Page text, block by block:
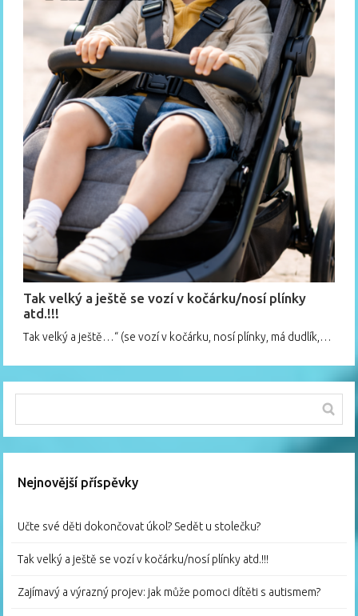
Tak velký a ještě se vozí v kočárku/nosí plínky
atd.!!!
Tak velký a ještě…“ (se vozí v kočárku, nosí plínky, má dudlík,…
Nejnovější příspěvky
Učte své děti dokončovat úkol? Sedět u stolečku?
Tak velký a ještě se vozí v kočárku/nosí plínky atd.!!!
Zajímavý a výrazný projev: jak může pomoci dítěti s autismem?